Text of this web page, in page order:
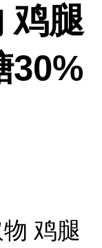
鸡腿
30%
鸡腿